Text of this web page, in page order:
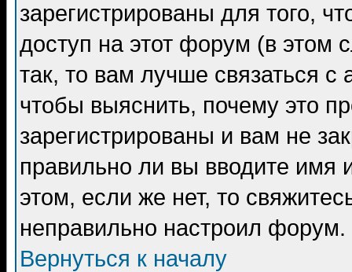
зарегистрированы для того,
доступ на этот форум (в этом
так, то вам лучше связаться
чтобы выяснить, почему это
зарегистрированы и вам не
правильно ли вы вводите
этом, если же нет, то
неправильно настроил форум.
Вернуться к началу